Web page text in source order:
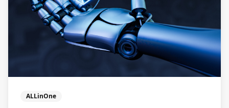
ALLinOne